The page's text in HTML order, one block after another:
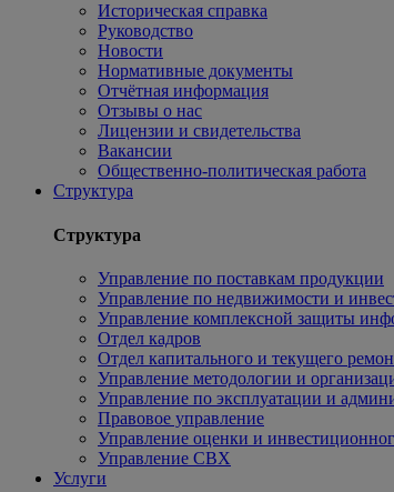
Историческая справка
Руководство
Новости
Нормативные документы
Отчётная информация
Отзывы о нас
Лицензии и свидетельства
Вакансии
Общественно-политическая работа
Структура
Структура
Управление по поставкам продукции
Управление по недвижимости и
Управление комплексной защиты
Отдел кадров
Отдел капитального и текущего
Управление методологии и
Управление по эксплуатации и
Правовое управление
Управление оценки и
Управление СВХ
Услуги